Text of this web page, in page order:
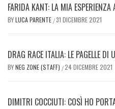
FARIDA KANT: LA MIA
BYLUCA PARENTE /31 DICEMBRE 2021
DRAG RACE ITALIA: LE PAGELLE DI
BYNEG ZONE (STAFF) /24 DICEMBRE 2021
DIMITRI COCCIUTI: COSÌ HO